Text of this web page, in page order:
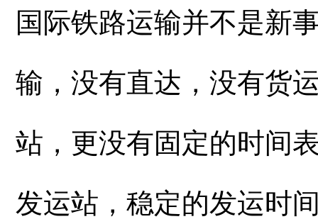
国际铁路运输并不是新
输，没有直达，没有货
站，更没有固定的时间
发运站，稳定的发运时